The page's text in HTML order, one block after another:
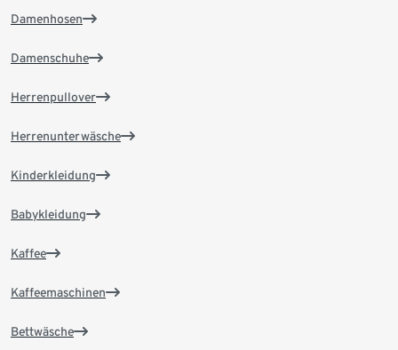
Damenhosen
Damenschuhe
Herrenpullover
Herrenunterwäsche
Kinderkleidung
Babykleidung
Kaffee
Kaffeemaschinen
Bettwäsche